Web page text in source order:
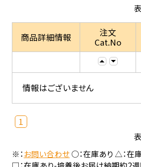
商品詳細情報
注文
Cat.No
情報はございません
1
※：お問い合わせ○：在庫あり △：在